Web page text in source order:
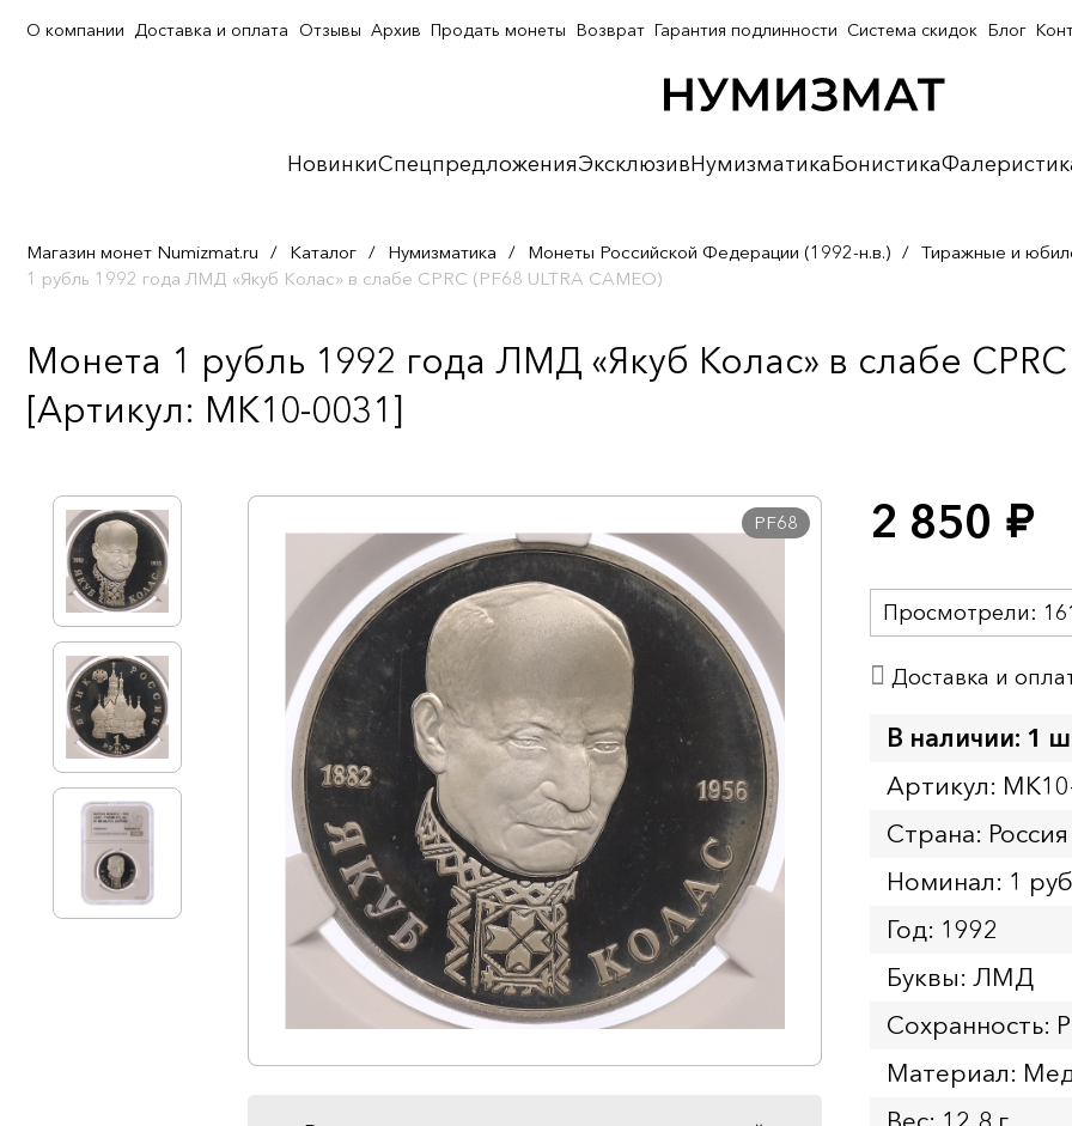
НовинкиСпецпредложенияЭксклюзивНумизматикаБонистика
О компании Доставка и оплата Отзывы Архив Продать монеты Возврат Гарантия подлинности Система скидок Блог
Магазин монет Numizmat.ru / Каталог / Нумизматика / Монеты Российской Федерации (1992-н.в.) / Тиражные и
1 рубль 1992 года ЛМД «Якуб Колас» в слабе CPRC (PF68 ULTRA CAMEO)
Монета 1 рубль 1992 года ЛМД «Якуб Колас» в слабе CPRC
[Артикул: MK10-0031]
PF68 2 850 руб.
Просмотрели:
Доставка и
В наличии: 1
Артикул:
Страна: Россия
Номинал: 1
Год: 1992
Буквы: ЛМД
Сохранность:
Материал: